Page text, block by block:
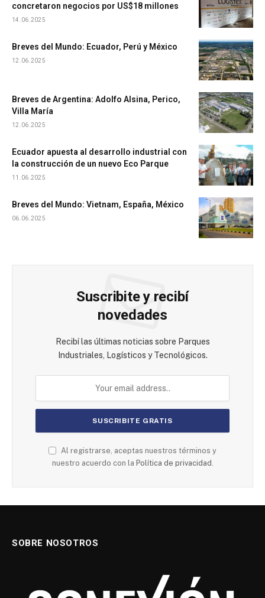
concretaron negocios por US$18 millones
14.06.2025
Breves del Mundo: Ecuador, Perú y México
12.06.2025
Breves de Argentina: Adolfo Alsina, Perico,
Villa María
12.06.2025
Ecuador apuesta al desarrollo industrial con
la construcción de un nuevo Eco Parque
11.06.2025
Breves del Mundo: Vietnam, España, México
06.06.2025
Suscribite y recibí
novedades
Recibí las últimas noticias sobre Parques
Industriales, Logísticos y Tecnológicos.
Al registrarse, aceptas nuestros términos y
nuestro acuerdo con la Política de privacidad .
SOBRE NOSOTROS